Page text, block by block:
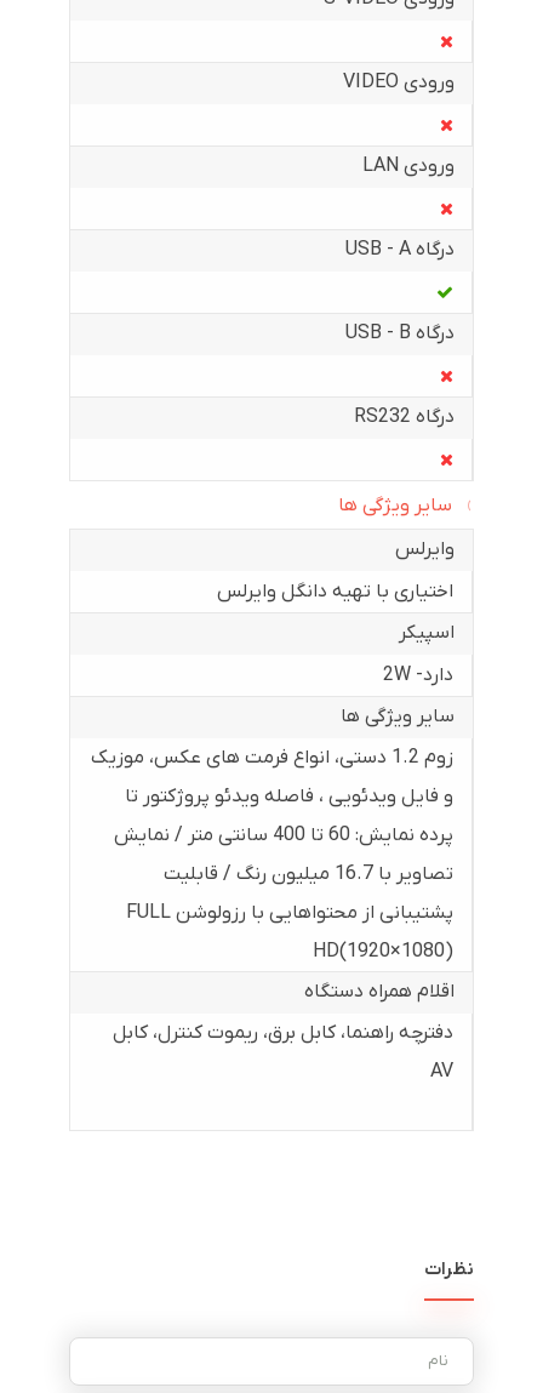
ورودی VIDEO
ورودی LAN
درگاه USB - A
درگاه USB - B
درگاه RS232
سایر ویژگی ها
وایرلس
اختیاری با تهیه دانگل وایرلس
اسپیکر
دارد- 2W
سایر ویژگی ها
زوم 1.2 دستی، انواع فرمت های عکس، موزیک
و فایل ویدئویی ، فاصله ویدئو پروژکتور تا
پرده نمایش: 60 تا 400 سانتی متر / نمایش
تصاویر با 16.7 میلیون رنگ / قابلیت
پشتیبانی از محتواهایی با رزولوشن FULL
HD(1920×1080)
اقلام همراه دستگاه
دفترچه راهنما، کابل برق، ریموت کنترل، کابل
AV
نظرات